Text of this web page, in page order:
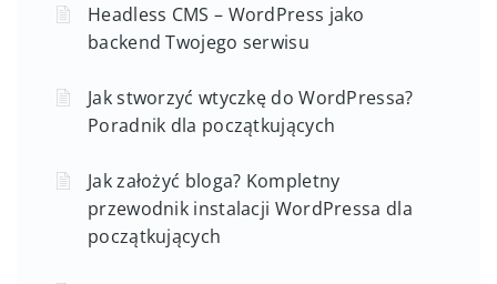
Headless CMS – WordPress jako
backend Twojego serwisu
Jak stworzyć wtyczkę do WordPressa?
Poradnik dla początkujących
Jak założyć bloga? Kompletny
przewodnik instalacji WordPressa dla
początkujących